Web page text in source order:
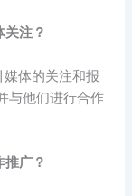
注？
体的关注和报
与他们进行合作
广？